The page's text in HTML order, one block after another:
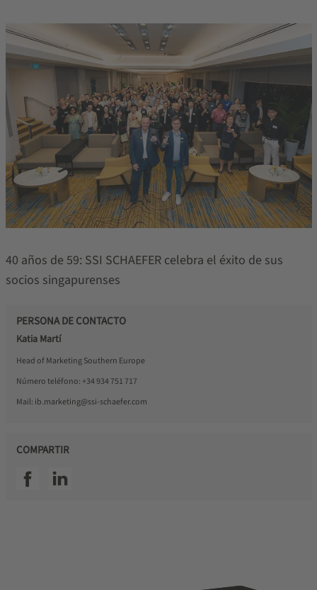
40 años de 59: SSI SCHAEFER celebra el éxito de sus
socios singapurenses
PERSONA DE CONTACTO
Katia Martí
Head of Marketing Southern Europe
Número teléfono: +34 934 751 717
Mail: ib.marketing@ssi-schaefer.com
COMPARTIR
SSI facebookSSI linkedin